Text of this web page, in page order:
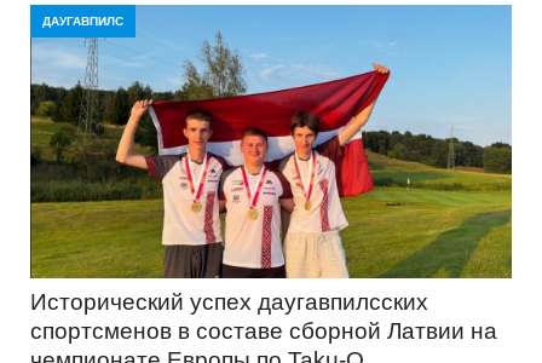
ДАУГАВПИЛС
Исторический успех даугавпилсских
спортсменов в составе сборной Латвии на